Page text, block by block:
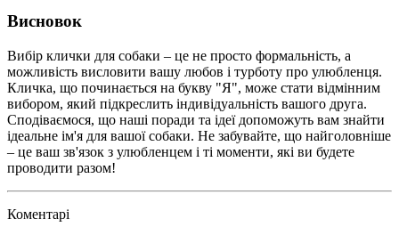
Висновок
Вибір клички для собаки – це не просто формальність, а
можливість висловити вашу любов і турботу про улюбленця.
Кличка, що починається на букву "Я", може стати відмінним
вибором, який підкреслить індивідуальність вашого друга.
Сподіваємося, що наші поради та ідеї допоможуть вам знайти
ідеальне ім'я для вашої собаки. Не забувайте, що найголовніше
– це ваш зв'язок з улюбленцем і ті моменти, які ви будете
проводити разом!
Коментарі